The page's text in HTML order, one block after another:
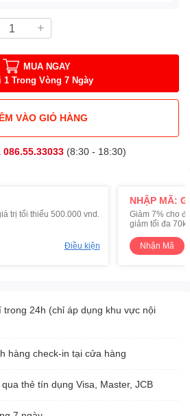
MUA NGAY
1 Trong Vòng 7 Ngày
VÀO GIỎ HÀNG
086.55.33033(8:30 - 18:30)
trị tối thiểu 500.000 vnd.
Điều kiện
NHẬP MÃ:
Giảm 7% cho
giảm tối đa 70k
Nhận Mã
trong 24h (chỉ áp dụng khu vực nội
hàng check-in tại cửa hàng
thẻ tín dụng Visa, Master, JCB